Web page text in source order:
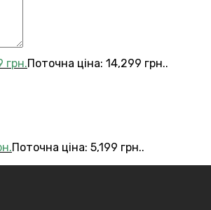
грн.Поточна ціна: 14,299 грн..
Поточна ціна: 5,199 грн..